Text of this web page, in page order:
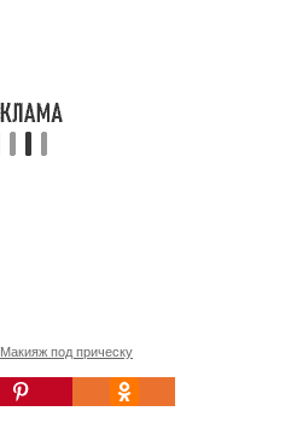
Макияж под прическу